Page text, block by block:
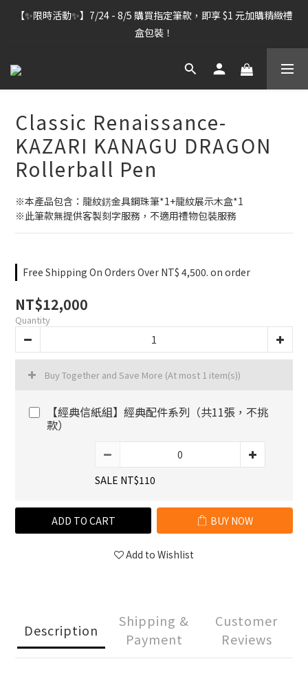
【雷雕訂單出貨暫停】7/30–8/7 進行機器維護，期間「含雷雕之
訂單」將暫停出貨，敬請見諒。
【✨限時活動✨】7/24 - 8/5 購買指定筆款，即享 $1 元加購精緻禮
盒包裝！
【雷雕訂單出貨暫停】7/30–8/7 進行機器維護，期間「含雷雕之
Classic Renaissance-
KAZARI KANAGU DRAGON
Rollerball Pen
※本產品包含：龍紋錺金具鋼珠筆*1+龍紋展示木盒*1
※此筆款無提供客製刻字服務，不適用禮物包裝服務
Free Shipping On Orders Over NT$ 4,500. on order
NT$12,000
Quantity
Buy Together and Save More (At most 1 item(s))
【經典信紙組】經典配件系列（共11張，不挑
款）
SALE NT$110
ADD TO CART BUY NOW
Add to Wishlist
Description
Shipping &
Payment
Customer
Reviews